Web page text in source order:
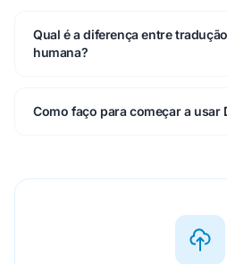
Qual é a diferença entre
humana?
Como faço para começar a usar